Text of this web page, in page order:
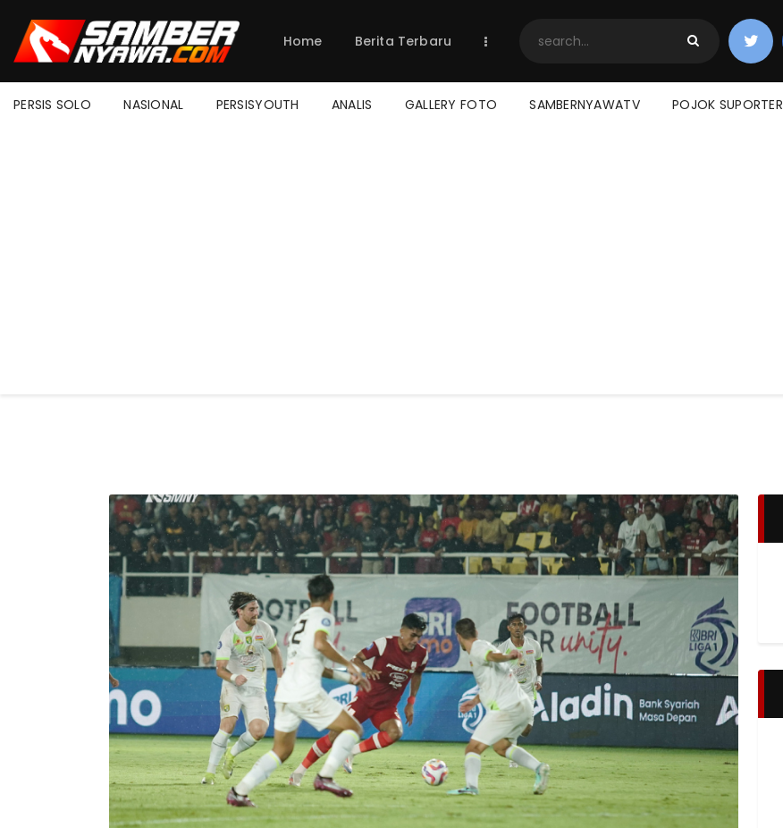
Home Berita Terbaru
PERSIS SOLO NASIONAL PERSISYOUTH ANALIS GALLERY FOTO SAMBERNYAWATV POJOK SUPORTER
Berita Terbaru
Jadwal & Hasil
Klasemen